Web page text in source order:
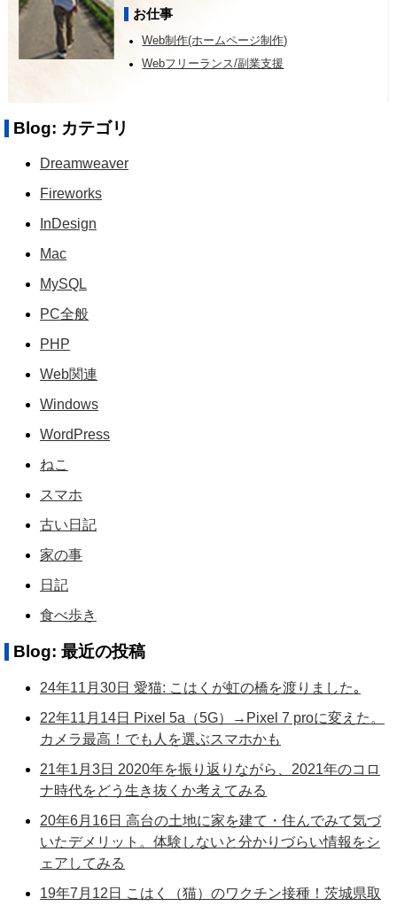
お仕事
Web制作(ホームページ制作)
Webフリーランス/副業支援
Blog: カテゴリ
Dreamweaver
Fireworks
InDesign
Mac
MySQL
PC全般
PHP
Web関連
Windows
WordPress
ねこ
スマホ
古い日記
家の事
日記
食べ歩き
Blog: 最近の投稿
24年11月30日 愛猫: こはくが虹の橋を渡りました｡
22年11月14日 Pixel 5a（5G）→Pixel 7 proに変えた。
カメラ最高！でも人を選ぶスマホかも
21年1月3日 2020年を振り返りながら、2021年のコロ
ナ時代をどう生き抜くか考えてみる
20年6月16日 高台の土地に家を建て・住んでみて気づ
いたデメリット。体験しないと分かりづらい情報をシ
ェアしてみる
19年7月12日 こはく（猫）のワクチン接種！茨城県取